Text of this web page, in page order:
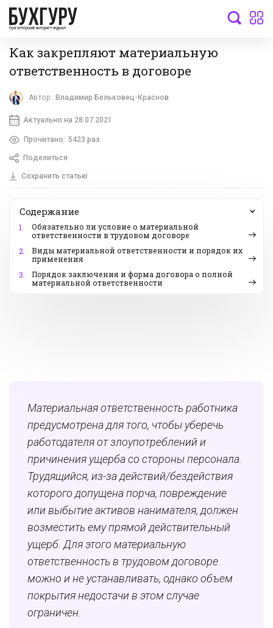
бухгалтерский интернет-журнал
Как закрепляют материальную
ответственность в договоре
Автор: Владимир Бельковец-Краснов
Актуально на 28.07.2021
Прочитано: 5423 раз
Поделиться
Сохранить статью
Содержание
1.
Обязательно ли условие о материальной
ответственности в трудовом договоре
2.
Виды материальной ответственности и порядок их
применения
3.
Порядок заключения и форма договора о полной
материальной ответственности
Материальная ответственность работника
предусмотрена для того, чтобы уберечь
работодателя от злоупотреблений и
причинения ущерба со стороны персонала.
Трудящийся, из-за действий/бездействия
которого допущена порча, повреждение
или выбытие активов нанимателя, должен
возместить ему прямой действительный
ущерб. Для этого материальную
ответственность в трудовом договоре
можно и не устанавливать, однако объем
покрытия недостачи в этом случае
ограничен.